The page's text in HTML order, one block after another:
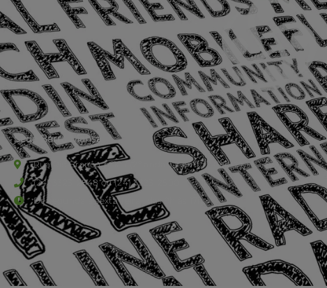
Sede Barra Mansa
Rua Rio Branco, nº107 (2º andar), Centro - Cep: 27.330-030
(24) 3323-2848 ou (24) 3323-2500
De segunda à sexta-feira , das 9h às 17h.